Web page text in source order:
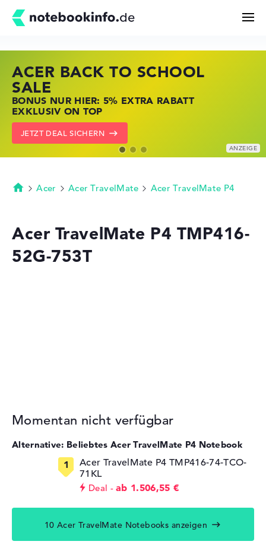
Kaufberatung
Technik & Wissen
Deals
ACER BACK TO SCHOOL
SALE
BONUS NUR HIER: 5% EXTRA RABATT
EXKLUSIV ON TOP
JETZT DEAL SICHERN
HP STORE SSV DEALS
JETZT ZUGREIFEN: NOTEBOOKS BEI HP
KRÄFTIG REDUZIERT
ZU DEN HP ANGEBOTEN
LENOVO LAPTOP DEALS
NOTEBOOKS BEI LENOVO JETZT
KRÄFTIG REDUZIERT
LENOVO DEALS ZEIGEN
Startseite
Acer Acer TravelMate Acer TravelMate P4
Acer TravelMate P4 TMP416-
52G-753T
Momentan nicht verfügbar
Alternative: Beliebtes Acer TravelMate P4 Notebook
Acer TravelMate P4 TMP416-74-TCO-
71KL
Deal ab 1.506,55 €
10 Acer TravelMate Notebooks anzeigen